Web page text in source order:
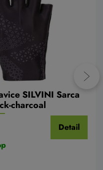
SILVINI Sarca
charcoal
Detail